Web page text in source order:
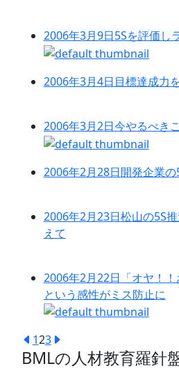
2006年3月9日5Sを評価し
2006年3月4日目標達成力
2006年3月2日今やるべき
2006年2月28日開発企業
2006年2月23日松山の5S
えて
2006年2月22日 「オヤ！
という感性がミス防止に
123
BMLの人材教育羅針盤